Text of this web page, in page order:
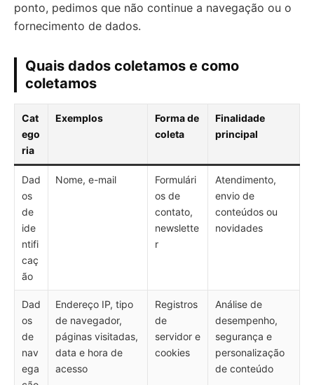
ponto, pedimos que não continue a navegação ou o
fornecimento de dados.
Quais dados coletamos e como
coletamos
Cat
ego
ria
Exemplos
Forma de
coleta
Finalidade
principal
Dad
os
de
ide
ntifi
caç
ão
Nome, e-mail
Formulári
os de
contato,
newslette
r
Atendimento,
envio de
conteúdos ou
novidades
Dad
os
de
nav
ega
Endereço IP, tipo
de navegador,
páginas visitadas,
data e hora de
acesso
Registros
de
servidor e
cookies
Análise de
desempenho,
segurança e
personalização
de conteúdo